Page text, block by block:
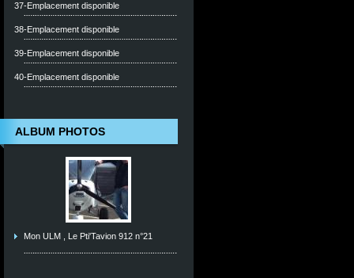
37-Emplacement disponible
38-Emplacement disponible
39-Emplacement disponible
40-Emplacement disponible
ALBUM PHOTOS
Mon ULM , Le Pti'Tavion 912 n°21